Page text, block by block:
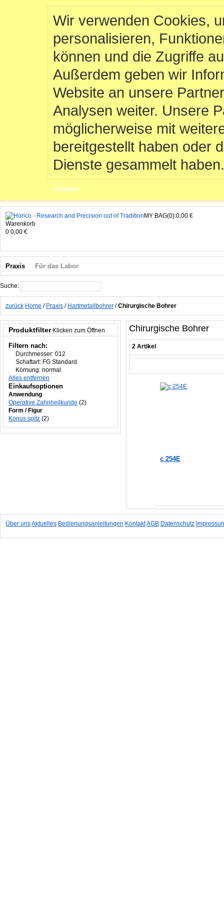
Wir verwenden Cookies,
personalisieren,
können und die Zugriffe
Außerdem geben wir
Website an unsere
Analysen weiter. Unsere
möglicherweise mit
bereitgestellt haben oder
Dienste gesammelt haben.
Erlauben
MY BAG(0):0,00 €
Warenkorb
0 0,00 €
Praxis Für das Labor
Suche:
zurück Home / Praxis / Hartmetallbohrer /Chirurgische Bohrer
Chirurgische Bohrer
2 Artikel
c 254E
Produktfilter Klicken zum Öffnen
Filtern nach:
Durchmesser: 012
Schaftart: FG Standard
Körnung: normal
Alles entfernen
Einkaufsoptionen
Anwendung
Operative Zahnheilkunde (2)
Form / Figur
Konus spitz (2)
Über unsAktuelles Bedienungsanleitungen KontaktAGB Datenschutz